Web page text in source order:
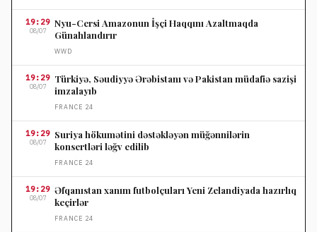
19:29
08/07
Nyu-Cersi Amazonun İşçi Haqqını Azaltmaqda
Günahlandırır
WWD
19:29
08/07
Türkiyə, Səudiyyə Ərəbistanı və Pakistan müdafiə sazişi
imzalayıb
FRANCE 24
19:29
08/07
Suriya hökumətini dəstəkləyən müğənnilərin
konsertləri ləğv edilib
FRANCE 24
19:29
08/07
Əfqanıstan xanım futbolçuları Yeni Zelandiyada hazırlıq
keçirlər
FRANCE 24